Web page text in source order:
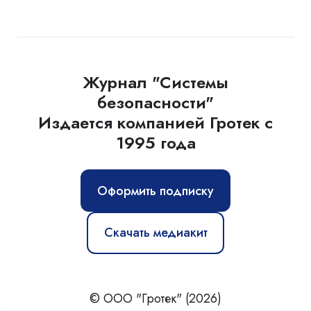
Журнал "Системы
безопасности"
Издается компанией Гротек с
1995 года
Оформить подписку
Скачать медиакит
© ООО "Гротек" (2026)